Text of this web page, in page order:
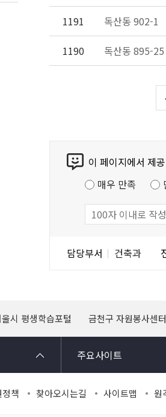
1191 독산동 902-1
1190 독산동 895-25
이 페이지에서 제
매우 만족
담당부서 건축과
시 평생학습포털 금천구 자원봉사센터
주요사이트
책 찾아오시는길 사이트맵 원